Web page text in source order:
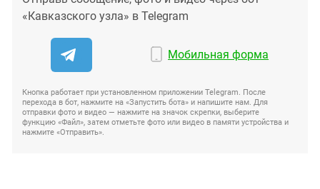
«Кавказского узла» в Telegram
Мобильная форма
Кнопка работает при установленном приложении Telegram. После
перехода в бот, нажмите на «Запустить бота» и напишите нам. Для
отправки фото и видео — нажмите на значок скрепки, выберите
функцию «Файл», затем отметьте фото или видео в памяти устройства и
нажмите «Отправить».